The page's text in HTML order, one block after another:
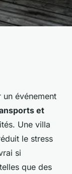
un événement
et
Une villa
le stress
si
que des